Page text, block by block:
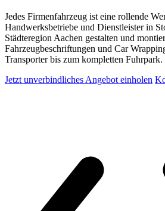
Jedes Firmenfahrzeug ist eine rollende
Handwerksbetriebe und Dienstleister in
Städteregion Aachen gestalten und
Fahrzeugbeschriftungen und Car
Transporter bis zum kompletten Fuhrpark.
Jetzt unverbindliches Angebot einholen